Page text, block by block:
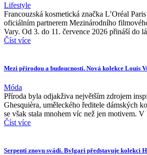
Lifestyle
Francouzská kosmetická značka L’Oréal
oficiálním partnerem Mezinárodního
Vary. Od 3. do 11. července 2026 přináší do
Číst více
Mezi přírodou a budoucností. Nová kolekce Louis
Móda
Příroda byla odjakživa největším zdrojem
Ghesquièra, uměleckého ředitele dámských
se však stala mnohem víc než jen motivem. V
Číst více
Serpenti znovu svádí. Bvlgari představuje kolekci